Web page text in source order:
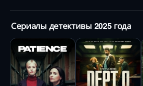
Сериалы детективы 2025 года